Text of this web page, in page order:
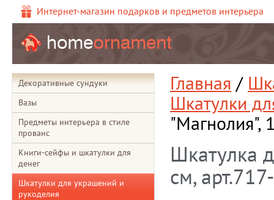
Интернет-магазин подарков и предметов интерьера
Главная /
Шкатулки
"Магнолия",
Шкатулка
см,
Декоративные сундуки
Вазы
Предметы интерьера в стиле
прованс
Книги-сейфы и шкатулки для
денег
Шкатулки для украшений и
рукоделия